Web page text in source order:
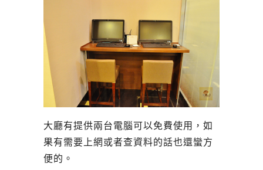
大廳有提供兩台電腦可以免費使用，如
果有需要上網或者查資料的話也還蠻方
便的。